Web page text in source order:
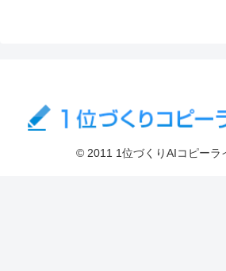
© 2011 1位づくりAIコピーラ